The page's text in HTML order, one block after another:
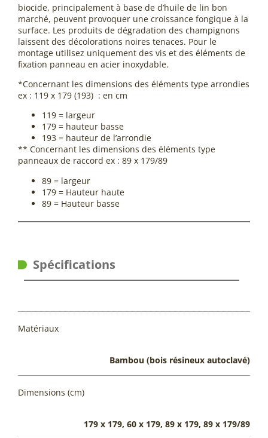
biocide, principalement à base de d’huile de lin bon
marché, peuvent provoquer une croissance fongique à la
surface. Les produits de dégradation des champignons
laissent des décolorations noires tenaces. Pour le
montage utilisez uniquement des vis et des éléments de
fixation panneau en acier inoxydable.
*Concernant les dimensions des éléments type arrondies
ex : 119 x 179 (193) : en cm
119 = largeur
179 = hauteur basse
193 = hauteur de l’arrondie
** Concernant les dimensions des éléments type
panneaux de raccord ex : 89 x 179/89
89 = largeur
179 = Hauteur haute
89 = Hauteur basse
Spécifications
Matériaux
Bambou (bois résineux autoclavé)
Dimensions (cm)
179 x 179, 60 x 179, 89 x 179, 89 x 179/89